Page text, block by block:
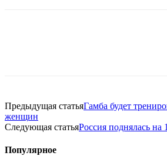
Предыдущая статьяГамба будет
женщин
Следующая статьяРоссия поднялась на
Популярное